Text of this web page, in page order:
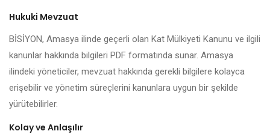
Hukuki Mevzuat
BİSİYON, Amasya ilinde geçerli olan Kat Mülkiyeti Kanunu ve ilgili
kanunlar hakkında bilgileri PDF formatında sunar. Amasya
ilindeki yöneticiler, mevzuat hakkında gerekli bilgilere kolayca
erişebilir ve yönetim süreçlerini kanunlara uygun bir şekilde
yürütebilirler.
Kolay ve Anlaşılır